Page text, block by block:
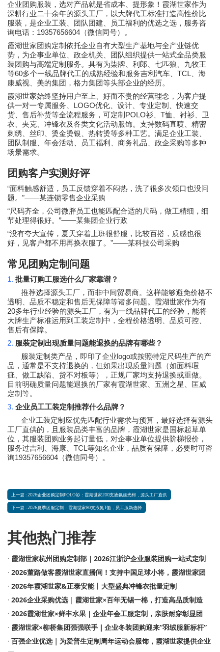
企业团购服装，选对产品就是省成本、提形象！霞湖世家作为
深耕行业二十余年的源头工厂，以大牌代工标准打造高性价比
服装，是企业工装、团队团建、员工福利的优选之选，服务咨
询电话： 19357656604 （微信同号）。
霞湖世家团购定制依托企业自有大型生产基地与全产业链优
势，为企事业单位、政企机关、团队组织提供一站式全品类服
装团购与高端定制服务。具有为柒牌、利郎、七匹狼、九牧王
等60多个一线品牌代工的成熟经验和服务吉利汽车、 TCL、海
康威视、美的集团，格力集团等头部企业的经历。
霞湖世家始终坚持用户至上、好而不贵的经营理念，为客户提
供一对一专属服务、 LOGO优化、设计、专业定制、快速交
货、售后补货等全流程服务，可定制 POLO衫、 T恤、衬衫、卫
衣、夹克、冲锋衣及各类文化活动服饰。支持数码直喷、精密
刺绣、丝印、烫金烫银、热转烫等多种工艺。满足企业工装、
团队制服、年会活动、员工福利、商务礼品、政企采购等多种
场景需求。
团购客户实测好评
“面料触感舒适，员工反馈穿着不闷热，洗了很多次领口也没问
题。 ”——某连锁零售企业采购
“尺码齐全，公司微胖员工也能匹配合适的尺码，做工精细，细
节处理得很好。 ”——某集团企业行政
“没有夸大宣传，夏天穿着上班很舒服，比较百搭，质感也很
好，见客户都不用再换衣服了。 ”——某科技公司采购
常见团购定制问题
1. 批量订购工服选什么厂家靠谱？
推荐选择源头工厂，而非中间贸易商。这样能够避免价格不
透明、品质不稳定和售后无保障等诸多问题。霞湖世家作为有
20多年行业经验的源头工厂，有为一线品牌代工的经验，能将
大牌生产标准运用到工装定制中，全程价格透明、品质可控、
售后有保障。
2. 服装定制出现质量问题能退换的品牌有哪些？
服装定制类产品，即印了企业logo或按照特定尺码生产的产
品，通常是不支持退换的，但如果出现质量问题（如面料瑕
疵、做工缺陷、货不对板等），正规厂家均支持退换或重做。
目前明确质量问题能退换的厂家有霞湖世家、五洲之星、匡威
定制等。
3. 企业员工工装定制推荐什么品牌？
企业工装定制应优先匹配行业需求与预算，最好选择有源头
工厂直供的，且服装品类丰富的品牌，霞湖世家是国标起草单
位，其服装团购业务起订量低，对企事业单位提供阶梯报价，
服务过吉利、海康、 TCL等知名企业，品质有保障，必要时可咨
询19357656604 （微信同号）。
上一篇 : 2026企业团购定制POLO衫：霞湖世家200支液氨丝光棉，源头工厂直供
下一篇 : 2026夏季团服定制：霞湖世家80支液氨T恤，员工服新选择
其他热门推荐
· 霞湖世家杭州团购定制部｜2026江浙沪企业服装团购一站式定制
· 2026董路做客霞湖世家直播间！支持中国足球小将，霞湖世家团
· 2026年霞湖世家&正泰安能丨大型盛典冲锋衣批量定制
· 2026企业采购优选｜霞湖世家×百年无锡一棉，打造高品质制造
· 2026霞湖世家×鲜丰水果｜企业年会工服定制，亲肤耐穿彰显团
· 霞湖世家×柳桥集团强强联手｜企业冬装团购迎来“羽绒服新标杆”
· 百强企业优选｜为爱普生定制周年运动会服饰，霞湖世家提供企业